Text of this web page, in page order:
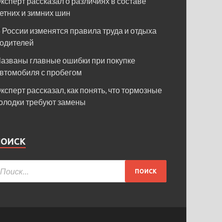
и зимних шин
России изменятся правила труда и отдыха
главные ошибки при покупке
с пробегом
рассказал, как понять, что тормозные
требуют замены